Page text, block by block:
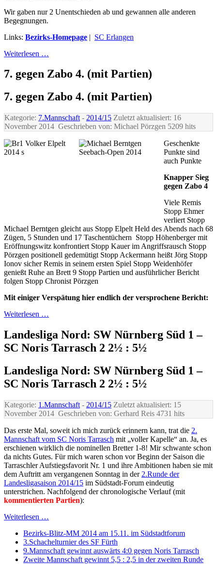
Wir gaben nur 2 Unentschieden ab und gewannen alle anderen
Begegnungen.
Links: Bezirks-Homepage | SC Erlangen
Weiterlesen …
7. gegen Zabo 4. (mit Partien)
7. gegen Zabo 4. (mit Partien)
Kategorie: 7.Mannschaft - 2014/15 Zuletzt aktualisiert: 16
November 2014 Geschrieben von: Michael Pörzgen 5209 hits
Geschenkte
Punkte sind
auch Punkte
Knapper Sieg
gegen Zabo 4
Viele Remis
Stopp Ehmer
verliert Stopp
Michael Berntgen gleicht aus Stopp Elpelt Held des Abends nach 68
Zügen, 5 Stunden und 17 Taschentüchern Stopp Höhenberger mit
Eröffnungswitz konfrontiert Stopp Kauer im Angriffsrausch Stopp
Pörzgen positionell gedemütigt Stopp Ackermann heißt Jörg Stopp
Ionov sicher Remis in seinem ersten Spiel Stopp Weidenhöfer
genießt Ruhe an Brett 9 Stopp Partien und ausführlicher Bericht
folgen Stopp Chronist Pörzgen
Mit einiger Verspätung hier endlich der versprochene Bericht:
Weiterlesen …
Landesliga Nord: SW Nürnberg Süd 1 –
SC Noris Tarrasch 2 2½ : 5½
Landesliga Nord: SW Nürnberg Süd 1 –
SC Noris Tarrasch 2 2½ : 5½
Kategorie: 1.Mannschaft - 2014/15 Zuletzt aktualisiert: 15
November 2014 Geschrieben von: Gerhard Reis 4731 hits
Das erste Mal, soweit ich mich zurück erinnern kann, trat die 2.
Mannschaft vom SC Noris Tarrasch mit „voller Kapelle“ an. Ja, es
erschienen wirklich die nominellen Bretter 1-8! Mir schwante schon
da nichts Gutes. Für mich waren schon vor Beginn der Saison die
Tarraschler Aufstiegsfavorit Nr. 1 und ihre Ambitionen haben sie mit
dem Auftritt am vergangenen Sonntag in der 2.Runde der
Landesligasaison 2014/15 im Südstadt-Forum eindeutig
unterstrichen. Nachfolgend der chronologische Verlauf (mit
kommentierten Partien):
Weiterlesen …
Bezirks-Blitz-MM 2014 am 15.11. im Südstadtforum
3.Schachelturnier des SF Fürth
9.Mannschaft gewinnt auswärts 4:0 gegen Noris Tarrasch
Zweite Mannschaft gewinnt 5,5 : 2,5 in der zweiten Runde